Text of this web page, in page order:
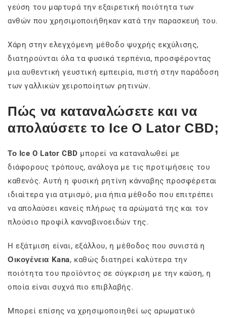
γεύση του μαρτυρά την εξαιρετική ποιότητα των
ανθών που χρησιμοποιήθηκαν κατά την παρασκευή του.
Χάρη στην ελεγχόμενη μέθοδο ψυχρής εκχύλισης,
διατηρούνται όλα τα φυσικά τερπένια, προσφέροντας
μια αυθεντική γευστική εμπειρία, πιστή στην παράδοση
των γαλλικών χειροποίητων ρητινών.
Πώς να καταναλώσετε και να
απολαύσετε το Ice O Lator CBD;
Το Ice O Lator CBD μπορεί να καταναλωθεί με
διάφορους τρόπους, ανάλογα με τις προτιμήσεις του
καθενός. Αυτή η φυσική ρητίνη κάνναβης προσφέρεται
ιδιαίτερα για ατμισμό, μια ήπια μέθοδο που επιτρέπει
να απολαύσει κανείς πλήρως τα αρώματά της και τον
πλούσιο προφίλ κανναβινοειδών της.
Η εξάτμιση είναι, εξάλλου, η μέθοδος που συνιστά η
Οικογένεια Kana, καθώς διατηρεί καλύτερα την
ποιότητα του προϊόντος σε σύγκριση με την καύση, η
οποία είναι συχνά πιο επιβλαβής.
Μπορεί επίσης να χρησιμοποιηθεί ως αρωματικό